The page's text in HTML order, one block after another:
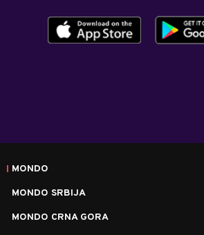
MONDO
MONDO SRBIJA
MONDO CRNA GORA